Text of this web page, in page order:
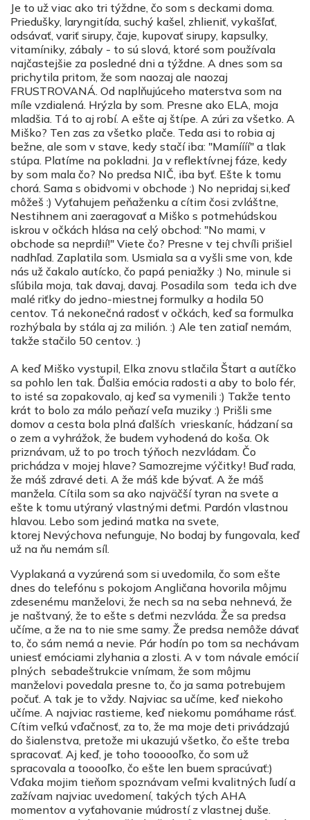
Je to už viac ako tri týždne, čo som s deckami doma.
Priedušky, laryngitída, suchý kašel, zhlieniť, vykašľať,
odsávať, variť sirupy, čaje, kupovať sirupy, kapsulky,
vitamíniky, zábaly - to sú slová, ktoré som používala
najčastejšie za posledné dni a týždne. A dnes som sa
prichytila pritom, že som naozaj ale naozaj
FRUSTROVANÁ. Od naplňujúceho materstva som na
míle vzdialená. Hrýzla by som. Presne ako ELA, moja
mladšia. Tá to aj robí. A ešte aj štípe. A zúri za všetko. A
Miško? Ten zas za všetko plače. Teda asi to robia aj
bežne, ale som v stave, kedy stačí iba: "Mamíííí" a tlak
stúpa. Platíme na pokladni. Ja v reflektívnej fáze, kedy
by som mala čo? No predsa NIČ, iba byť. Ešte k tomu
chorá. Sama s obidvomi v obchode :) No nepridaj si,keď
môžeš :) Vyťahujem peňaženku a cítim čosi zvláštne,
Nestihnem ani zaeragovať a Miško s potmehúdskou
iskrou v očkách hlása na celý obchod: "No mami, v
obchode sa neprdií!" Viete čo? Presne v tej chvíli prišiel
nadhľad. Zaplatila som. Usmiala sa a vyšli sme von, kde
nás už čakalo autícko, čo papá peniažky :) No, minule si
sľúbila moja, tak davaj, davaj. Posadila som teda ich dve
malé riťky do jedno-miestnej formulky a hodila 50
centov. Tá nekonečná radosť v očkách, keď sa formulka
rozhýbala by stála aj za milión. :) Ale ten zatiaľ nemám,
takže stačilo 50 centov. :)
A keď Miško vystupil, Elka znovu stlačila Štart a autíčko
sa pohlo len tak. Ďalšia emócia radosti a aby to bolo fér,
to isté sa zopakovalo, aj keď sa vymenili :) Takže tento
krát to bolo za málo peňazí veľa muziky :) Prišli sme
domov a cesta bola plná ďalších vrieskaníc, hádzaní sa
o zem a vyhrážok, že budem vyhodená do koša. Ok
priznávam, už to po troch týňoch nezvládam. Čo
prichádza v mojej hlave? Samozrejme výčitky! Buď rada,
že máš zdravé deti. A že máš kde bývať. A že máš
manžela. Cítila som sa ako najväčší tyran na svete a
ešte k tomu utýraný vlastnými deťmi. Pardón vlastnou
hlavou. Lebo som jediná matka na svete,
ktorej Nevýchova nefunguje, No bodaj by fungovala, keď
už na ňu nemám síl.
Vyplakaná a vyzúrená som si uvedomila, čo som ešte
dnes do telefónu s pokojom Angličana hovorila môjmu
zdesenému manželovi, že nech sa na seba nehnevá, že
je naštvaný, že to ešte s deťmi nezvláda. Že sa predsa
učíme, a že na to nie sme samy. Že predsa nemôže dávať
to, čo sám nemá a nevie. Pár hodín po tom sa nechávam
uniesť emóciami zlyhania a zlosti. A v tom návale emócií
plných sebadeštrukcie vnímam, že som môjmu
manželovi povedala presne to, čo ja sama potrebujem
počuť. A tak je to vždy. Najviac sa učíme, keď niekoho
učíme. A najviac rastieme, keď niekomu pomáhame rásť.
Cítim veľkú vďačnosť, za to, že ma moje deti privádzajú
do šialenstva, pretože mi ukazujú všetko, čo ešte treba
spracovať. Aj keď, je toho toooooľko, čo som už
spracovala a tooooľko, čo ešte len buem spracúvať:)
Vďaka mojim tieňom spoznávam veľmi kvalitných ľudí a
zažívam najviac uvedomení, takých tých AHA
momentov a vyťahovanie múdrostí z vlastnej duše.